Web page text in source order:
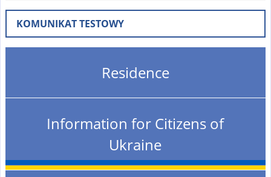
Check case status
Forms
FAQ
KOMUNIKAT TESTOWY
Residence
Information for Citizens of
Ukraine